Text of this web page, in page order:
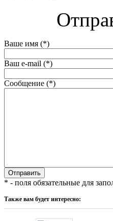
Ваше имя (*)
Ваш e-mail (*)
Сообщение (*)
* - поля обязательные для
Также вам будет интересно: